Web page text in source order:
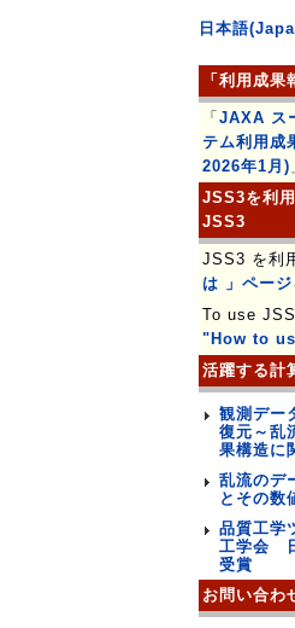
日本語
「利用成果
「 JAXA ス
テム利用成
2026年1月)
JSS3を利
JSS3
JSS3 を利
は 」ページ
To use
"How to
活躍する計
観測デー
復元～乱
果構造に
乱流のデ
とその数
品質工学
工学会
受賞
お問い合わ